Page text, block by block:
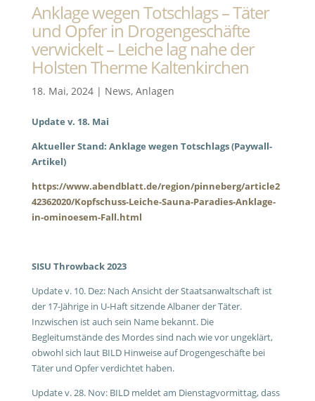
Anklage wegen Totschlags – Täter
und Opfer in Drogengeschäfte
verwickelt – Leiche lag nahe der
Holsten Therme Kaltenkirchen
18. Mai, 2024| News, Anlagen
Update v. 18. Mai
Aktueller Stand: Anklage wegen Totschlags (Paywall-
Artikel)
https://www.abendblatt.de/region/pinneberg/article2
42362020/Kopfschuss-Leiche-Sauna-Paradies-Anklage-
in-ominoesem-Fall.html
SISU Throwback 2023
Update v. 10. Dez: Nach Ansicht der Staatsanwaltschaft ist
der 17-Jährige in U-Haft sitzende Albaner der Täter.
Inzwischen ist auch sein Name bekannt. Die
Begleitumstände des Mordes sind nach wie vor ungeklärt,
obwohl sich laut BILD Hinweise auf Drogengeschäfte bei
Täter und Opfer verdichtet haben.
Update v. 28. Nov: BILD meldet am Dienstagvormittag, dass